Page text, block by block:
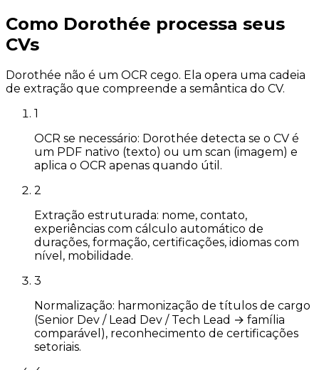
Como Dorothée processa seus
CVs
Dorothée não é um OCR cego. Ela opera uma cadeia
de extração que compreende a semântica do CV.
1
OCR se necessário: Dorothée detecta se o CV é
um PDF nativo (texto) ou um scan (imagem) e
aplica o OCR apenas quando útil.
2
Extração estruturada: nome, contato,
experiências com cálculo automático de
durações, formação, certificações, idiomas com
nível, mobilidade.
3
Normalização: harmonização de títulos de cargo
(Senior Dev / Lead Dev / Tech Lead → família
comparável), reconhecimento de certificações
setoriais.